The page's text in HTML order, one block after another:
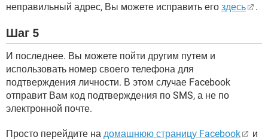
неправильный адрес, Вы можете исправить его здесь .
Шаг 5
И последнее. Вы можете пойти другим путем и
использовать номер своего телефона для
подтверждения личности. В этом случае Facebook
отправит Вам код подтверждения по SMS, а не по
электронной почте.
Просто перейдите на домашнюю страницу Facebook
и